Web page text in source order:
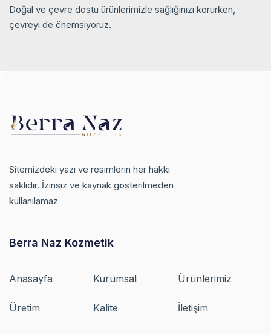
Doğal ve çevre dostu ürünlerimizle sağlığınızı korurken,
çevreyi de önemsiyoruz.
Sitemizdeki yazı ve resimlerin her hakkı
saklıdır. İzinsiz ve kaynak gösterilmeden
kullanılamaz
Berra Naz Kozmetik
Anasayfa Kurumsal Ürünlerimiz
Üretim Kalite İletişim